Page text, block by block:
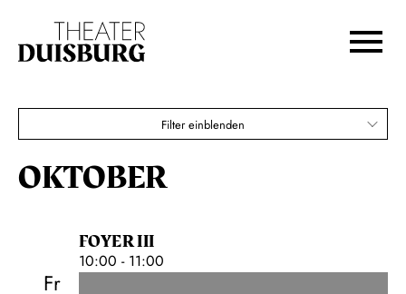
Zur Hauptnavigation springen
Zum Footer springen
DUISBURG 2026
Igor Levit
OKTOBER
FOYER III
10:00 - 11:00
Fr